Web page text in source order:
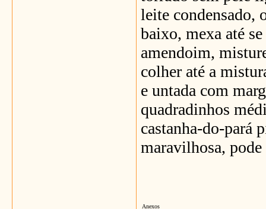
leite condensado,
baixo, mexa até
amendoim,
colher até a
e untada com
quadradinhos
castanha-do-pará
maravilhosa,
Anexos